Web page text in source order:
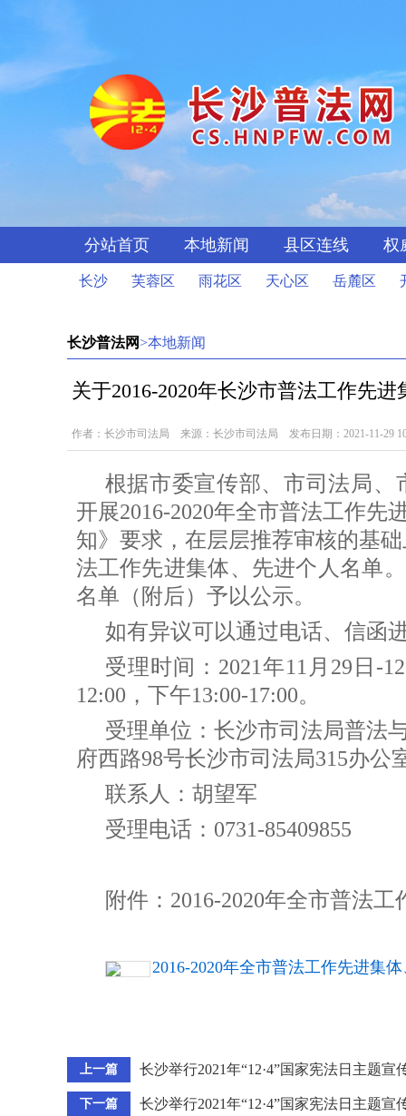
分站首页 本地新闻 县区连线 权
长沙 芙蓉区 雨花区 天心区 岳麓区
长沙普法网>本地新闻
关于2016-2020年长沙市普法工作先
作者：长沙市司法局 来源：长沙市司法局 发布日期：2021-11-29
根据市委宣传部、市司法局
开展2016-2020年全市普法工作先
知》要求，在层层推荐审核的基
法工作先进集体、先进个人名单
名单（附后）予以公示。
如有异议可以通过电话、信函
受理时间：2021年11月29日-
12:00，下午13:00-17:00。
受理单位：长沙市司法局普法
府西路98号长沙市司法局315办公
联系人：胡望军
受理电话：0731-85409855
附件：2016-2020年全市普法
2016-2020年全市普法工作先进集
上一篇 长沙举行2021年“12·4”国家宪法日主题宣
下一篇 长沙举行2021年“12·4”国家宪法日主题宣